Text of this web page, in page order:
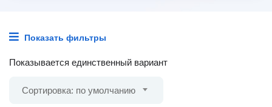
Показать фильтры
Показывается единственный вариант
Сортировка: по умолчанию